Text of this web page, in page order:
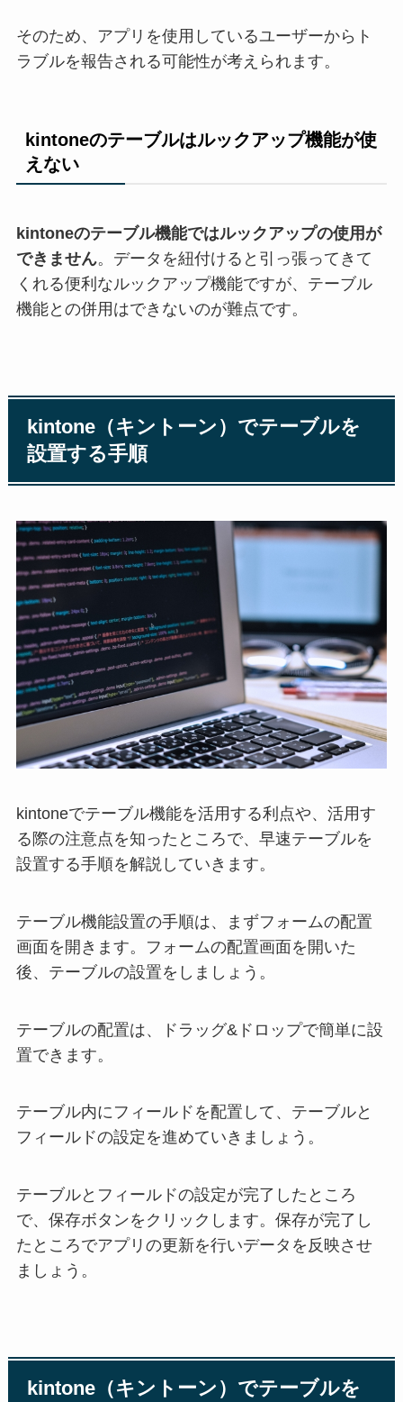
そのため、アプリを使用しているユーザーからト
ラブルを報告される可能性が考えられます。
kintoneのテーブルはルックアップ機能が使
えない
kintoneのテーブル機能ではルックアップの使用が
できません。データを紐付けると引っ張ってきて
くれる便利なルックアップ機能ですが、テーブル
機能との併用はできないのが難点です。
kintone（キントーン）でテーブルを
設置する手順
kintoneでテーブル機能を活用する利点や、活用す
る際の注意点を知ったところで、早速テーブルを
設置する手順を解説していきます。
テーブル機能設置の手順は、まずフォームの配置
画面を開きます。フォームの配置画面を開いた
後、テーブルの設置をしましょう。
テーブルの配置は、ドラッグ&ドロップで簡単に設
置できます。
テーブル内にフィールドを配置して、テーブルと
フィールドの設定を進めていきましょう。
テーブルとフィールドの設定が完了したところ
で、保存ボタンをクリックします。保存が完了し
たところでアプリの更新を行いデータを反映させ
ましょう。
kintone（キントーン）でテーブルを